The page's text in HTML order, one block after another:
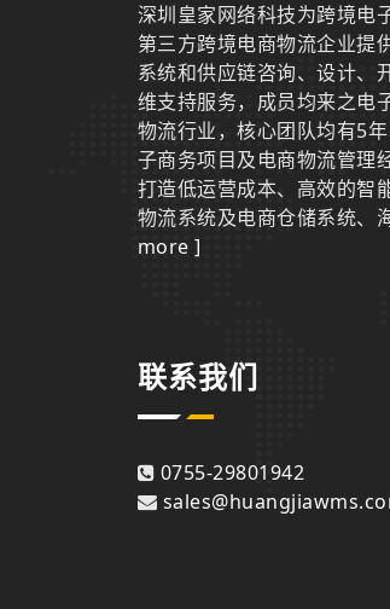
深圳皇家网络科技为跨境电
第三方跨境电商物流企业提
系统和供应链咨询、设计、
维支持服务，成员均来之电
物流行业，核心团队均有5
子商务项目及电商物流管理
打造低运营成本、高效的智
物流系统及电商仓储系统、
more ]
联系我们
0755-29801942